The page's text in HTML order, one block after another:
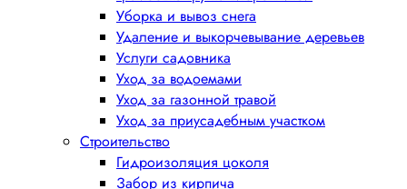
Уборка и вывоз снега
Удаление и выкорчевывание деревьев
Услуги садовника
Уход за водоемами
Уход за газонной травой
Уход за приусадебным участком
Строительство
Гидроизоляция цоколя
Забор из кирпича